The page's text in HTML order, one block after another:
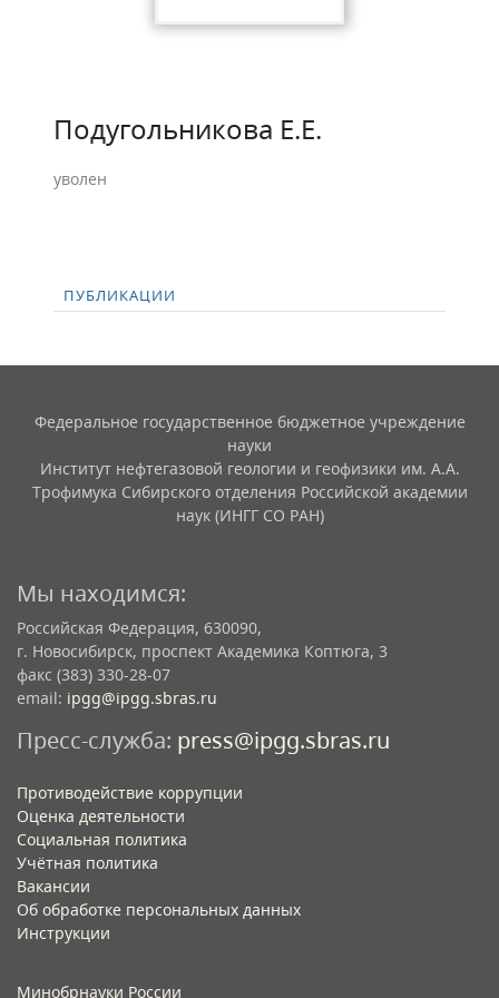
Подугольникова Е.Е.
уволен
ПУБЛИКАЦИИ
Федеральное государственное бюджетное учреждение
науки
Институт нефтегазовой геологии и геофизики им. А.А.
Трофимука Сибирского отделения Российской академии
наук (ИНГГ СО РАН)
Мы находимся:
Российская Федерация, 630090,
г. Новосибирск, проспект Академика Коптюга, 3
факс (383) 330-28-07
email: ipgg@ipgg.sbras.ru
Пресс-служба: press@ipgg.sbras.ru
Противодействие коррупции
Оценка деятельности
Социальная политика
Учётная политика​
Вакансии​
Об обработке персональных данных​
Инструкции​
Минобрнауки России